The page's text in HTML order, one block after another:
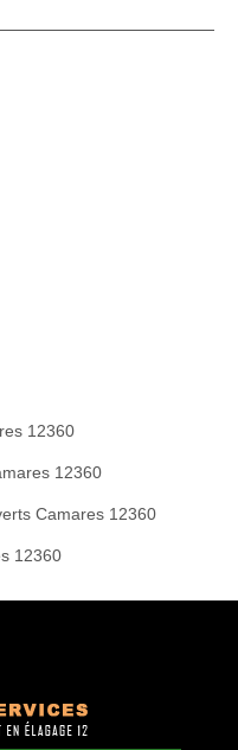
12360
12360
Camares 12360
12360